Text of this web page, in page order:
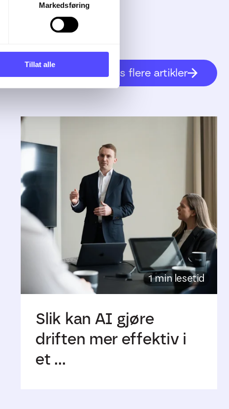
Markedsføring
Tillat alle
Vis flere artikler
1 min lesetid
Slik kan AI gjøre
driften mer effektiv i
et ...